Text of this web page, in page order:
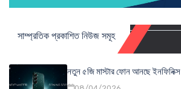
সাম্প্রতিক প্রকাশিত নিউজ সমূহ
নতুন ৫জি মাস্টার ফোন আনছে ইনফিনিক্স